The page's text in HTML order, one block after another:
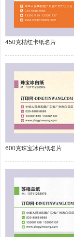
450克桔红卡纸名片
600克珠宝冰白纸名片